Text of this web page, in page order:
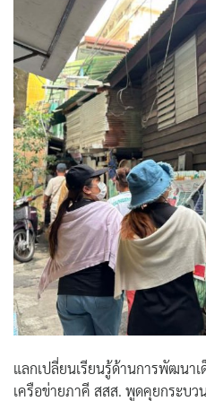
แลกเปลี่ยนเรียนรู้ด้านการพัฒนา
เครือข่ายภาคี สสส. พูดคุยกระบ